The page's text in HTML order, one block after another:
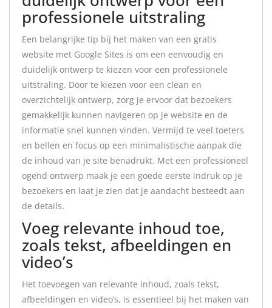
professionele uitstraling
Een belangrijke tip bij het maken van een gratis
website met Google Sites is om een eenvoudig en
duidelijk ontwerp te kiezen voor een professionele
uitstraling. Door te kiezen voor een clean en
overzichtelijk ontwerp, zorg je ervoor dat bezoekers
gemakkelijk kunnen navigeren op je website en de
informatie snel kunnen vinden. Vermijd te veel toeters
en bellen en focus op een minimalistische aanpak die
de inhoud van je site benadrukt. Met een professioneel
ogend ontwerp maak je een goede eerste indruk op je
bezoekers en laat je zien dat je aandacht besteedt aan
de details.
Voeg relevante inhoud toe,
zoals tekst, afbeeldingen en
video’s
Het toevoegen van relevante inhoud, zoals tekst,
afbeeldingen en video’s, is essentieel bij het maken van